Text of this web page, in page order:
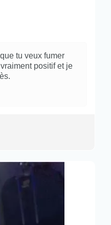
tu veux fumer
positif et je